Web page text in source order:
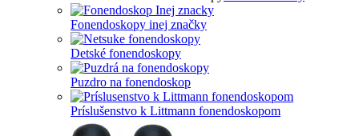
Fonendoskopy inej značky
Detské fonendoskopy
Puzdro na fonendoskop
Príslušenstvo k Littmann fonendoskopom